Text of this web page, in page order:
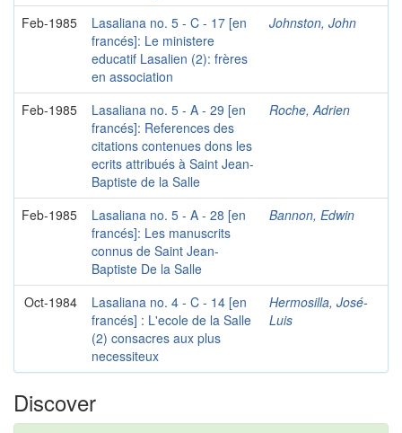
Feb-1985
Lasaliana no. 5 - C - 17 [en
francés]: Le ministere
educatif Lasalien (2): frères
en association
Johnston, John
Feb-1985
Lasaliana no. 5 - A - 29 [en
francés]: References des
citations contenues dons les
ecrits attribués à Saint Jean-
Baptiste de la Salle
Roche, Adrien
Feb-1985
Lasaliana no. 5 - A - 28 [en
francés]: Les manuscrits
connus de Saint Jean-
Baptiste De la Salle
Bannon, Edwin
Oct-1984
Lasaliana no. 4 - C - 14 [en
francés] : L'ecole de la Salle
(2) consacres aux plus
necessiteux
Hermosilla, José-
Luis
Discover